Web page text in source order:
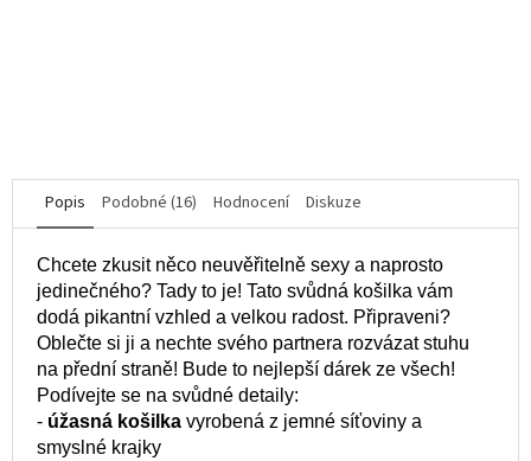
Popis Podobné (16) Hodnocení Diskuze
Chcete zkusit něco neuvěřitelně sexy a naprosto
jedinečného? Tady to je! Tato svůdná košilka vám
dodá pikantní vzhled a velkou radost. Připraveni?
Oblečte si ji a nechte svého partnera rozvázat stuhu
na přední straně! Bude to nejlepší dárek ze všech!
Podívejte se na svůdné detaily:
- úžasná košilka vyrobená z jemné síťoviny a
smyslné krajky